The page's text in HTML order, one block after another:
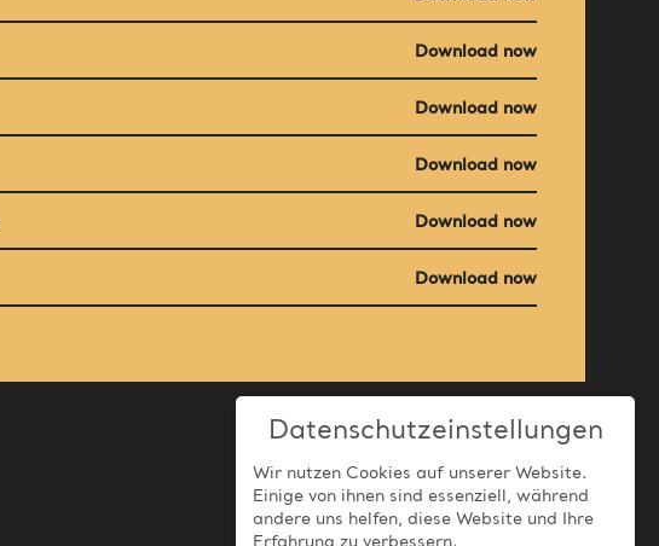
Download now
Download now
Download now
Download now
Download now
Datenschutzeinstellungen
Wir nutzen Cookies auf unserer Website.
Einige von ihnen sind essenziell, während
andere uns helfen, diese Website und Ihre
Erfahrung zu verbessern.